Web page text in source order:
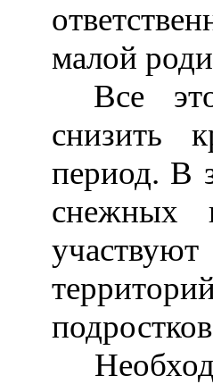
малой
Все
снизить
период. В
снежных